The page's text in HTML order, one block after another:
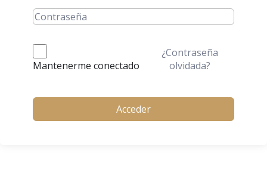
Mantenerme conectado
¿Contraseña
olvidada?
Acceder